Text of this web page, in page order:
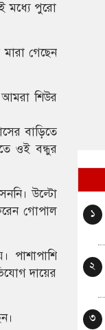
মধ্যে পুরো
গেছেন
শিউর
বাড়িতে
ওই বন্ধুর
উল্টো
গোপাল
পাশাপাশি
দায়ের
১
২
৩